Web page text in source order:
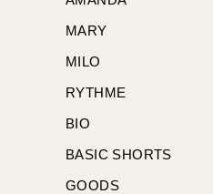
MARY
MILO
RYTHME
BIO
BASIC SHORTS
GOODS